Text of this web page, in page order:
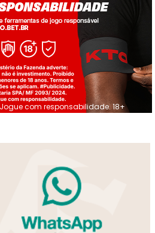
Jogue com responsabilidade. 18+